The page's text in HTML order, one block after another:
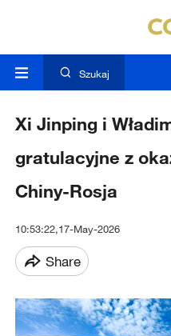
Szukaj
Xi Jinping i
gratulacyjne z
Chiny-Rosja
10:53:22,17-May-2026
Share